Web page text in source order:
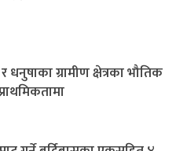
र धनुषाका ग्रामीण क्षेत्रका भौतिक